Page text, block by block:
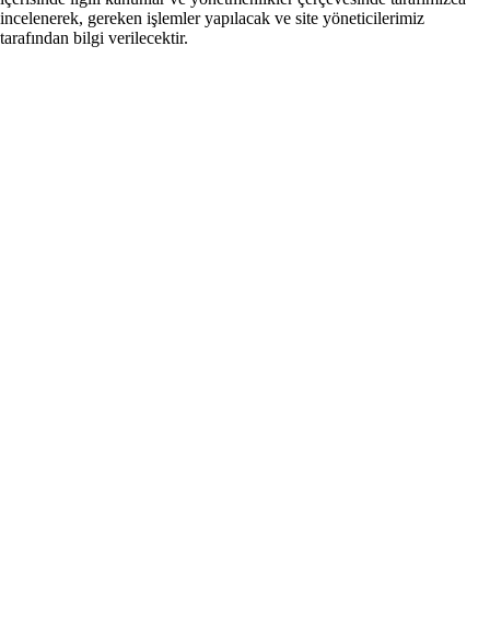
incelenerek, gereken işlemler yapılacak ve site yöneticilerimiz
tarafından bilgi verilecektir.